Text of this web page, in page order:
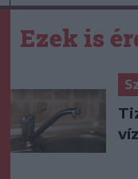
Ezek is